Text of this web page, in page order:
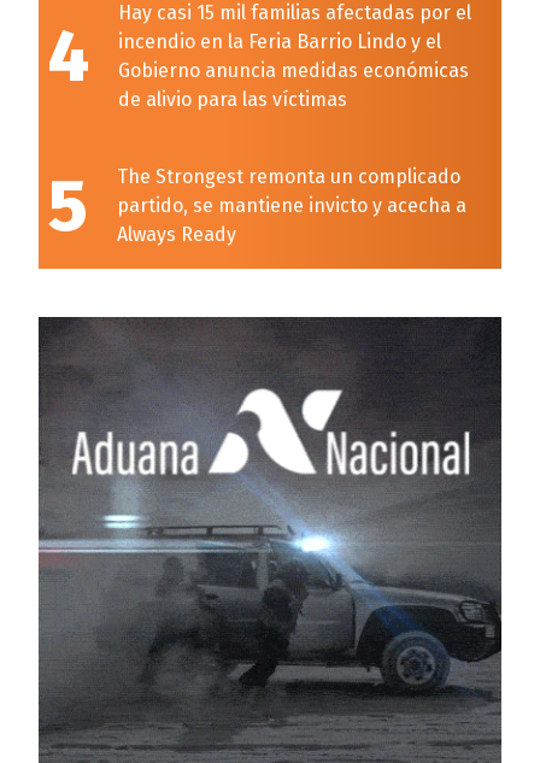
4
Hay casi 15 mil familias afectadas por el
incendio en la Feria Barrio Lindo y el
Gobierno anuncia medidas económicas
de alivio para las víctimas
5
The Strongest remonta un complicado
partido, se mantiene invicto y acecha a
Always Ready